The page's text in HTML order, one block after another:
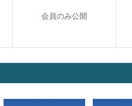
会員のみ公開